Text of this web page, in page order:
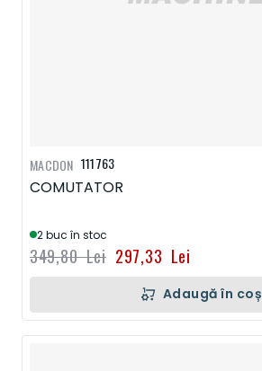
111763
COMUTATOR
2 buc în stoc
297,33 Lei
349,80 Lei
MACDON
Adaugă în coș